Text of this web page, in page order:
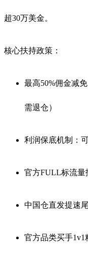
超30万美金。
核心扶持政策 ：
最高50%佣金减
需退仓）
利润保底机制：
官方FULL标流量
中国仓直发提速
官方品类买手1v1